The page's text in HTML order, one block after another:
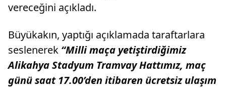
vereceğini açıkladı.
Büyükakın, yaptığı açıklamada taraftarlara
seslenerek “Milli maça yetiştirdiğimiz
Alikahya Stadyum Tramvay Hattımız, maç
günü saat 17.00’den itibaren ücretsiz ulaşım